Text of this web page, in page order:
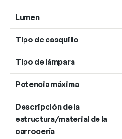
Lumen
Tipo de casquillo
Tipo de lámpara
Potencia máxima
Descripción de la
estructura/material de la
carrocería